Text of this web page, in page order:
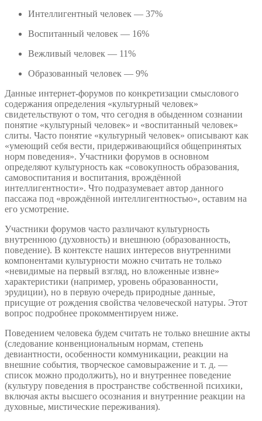
Интеллигентный человек — 37%
Воспитанный человек — 16%
Вежливый человек — 11%
Образованный человек — 9%
Данные интернет-форумов по конкретизации смыслового
содержания определения «культурный человек»
свидетельствуют о том, что сегодня в обыденном сознании
понятие «культурный человек» и «воспитанный человек»
слиты. Часто понятие «культурный человек» описывают как
«умеющий себя вести, придерживающийся общепринятых
норм поведения». Участники форумов в основном
определяют культурность как «совокупность образования,
самовоспитания и воспитания, врождённой
интеллигентности». Что подразумевает автор данного
пассажа под «врождённой интеллигентностью», оставим на
его усмотрение.
Участники форумов часто различают культурность
внутреннюю (духовность) и внешнюю (образованность,
поведение). В контексте наших интересов внутренними
компонентами культурности можно считать не только
«невидимые на первый взгляд, но вложенные извне»
характеристики (например, уровень образованности,
эрудиции), но в первую очередь природные данные,
присущие от рождения свойства человеческой натуры. Этот
вопрос подробнее прокомментируем ниже.
Поведением человека будем считать не только внешние акты
(следование конвенциональным нормам, степень
девиантности, особенности коммуникации, реакции на
внешние события, творческое самовыражение и т. д. —
список можно продолжить), но и внутреннее поведение
(культуру поведения в пространстве собственной психики,
включая акты высшего осознания и внутренние реакции на
духовные, мистические переживания).